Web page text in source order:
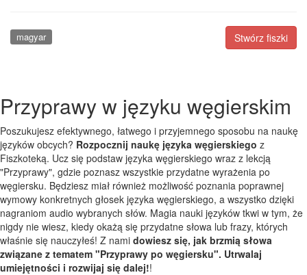
Stwórz fiszki
magyar
Przyprawy w języku węgierskim
Poszukujesz efektywnego, łatwego i przyjemnego sposobu na naukę
języków obcych? Rozpocznij naukę języka węgierskiego z
Fiszkoteką. Ucz się podstaw języka węgierskiego wraz z lekcją
"Przyprawy", gdzie poznasz wszystkie przydatne wyrażenia po
węgiersku. Będziesz miał również możliwość poznania poprawnej
wymowy konkretnych głosek języka węgierskiego, a wszystko dzięki
nagraniom audio wybranych słów. Magia nauki języków tkwi w tym, że
nigdy nie wiesz, kiedy okażą się przydatne słowa lub frazy, których
właśnie się nauczyłeś! Z nami dowiesz się, jak brzmią słowa
związane z tematem "Przyprawy po węgiersku". Utrwalaj
umiejętności i rozwijaj się dalej!!